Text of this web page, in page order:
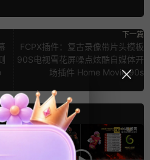
下一篇
FCPX插件：复古录像带片头模板
90S电视雪花屏噪点炫酷自媒体开
场插件 Home Movie 90s